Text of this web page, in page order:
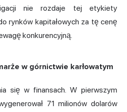
nie rozdaje tej etykiety
rynków kapitałowych za tę cenę
konkurencyjną.
w górnictwie karłowatym
się w finansach. W pierwszym
71 milionów dolarów